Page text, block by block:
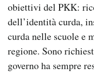
obiettivi del PKK:
dell’identità curda,
curda nelle scuole e
regione. Sono
governo ha sempre